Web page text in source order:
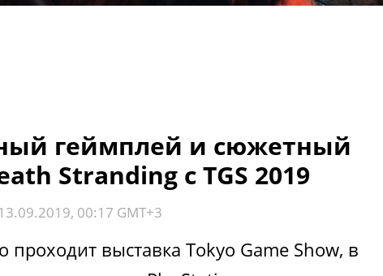
геймплей и сюжетный
Stranding с TGS 2019
13.09.2019, 00:17 GMT+3
проходит выставка Tokyo Game Show, в